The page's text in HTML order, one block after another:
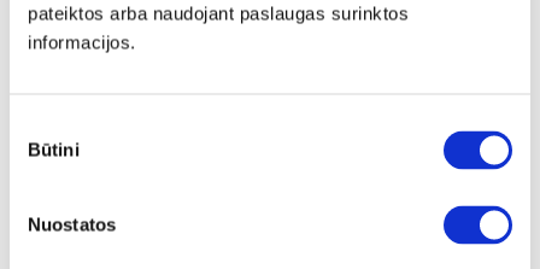
pateiktos arba naudojant paslaugas surinktos
informacijos.
pasirinkimas
Būtini
Nuostatos
YRA SANDĖLYJE
Išmatavimai: